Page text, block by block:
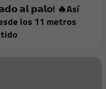
𝗮𝗹 𝗽𝗮𝗹𝗼! 🔥Así
los 11 metros